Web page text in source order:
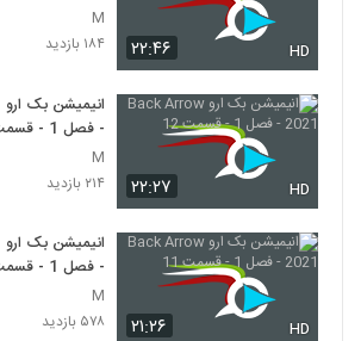
۲۲:۴۶ HD
M
۱۸۴ بازدید
۲۲:۲۷ HD
- فصل 1 - قسمت 12
M
۲۱۴ بازدید
۲۱:۲۶ HD
- فصل 1 - قسمت 11
M
۵۷۸ بازدید